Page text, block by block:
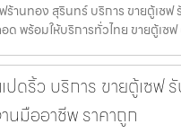
ร้านทอง สุรินทร์ บริการ ขายตู้เซ
ด พร้อมให้บริการทั่วไทย ขายตู้เซฟ
ปดริ้ว บริการ ขายตู้เซฟ
นมืออาชีพ ราคาถูก